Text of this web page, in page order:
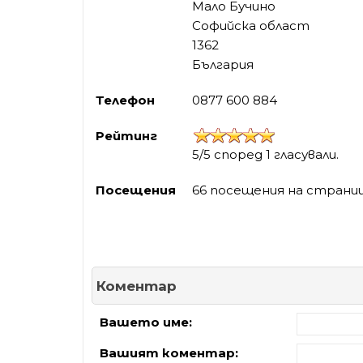
Мало Бучино
Софийска област
1362
България
Телефон 0877 600 884
Рейтинг
5/5 според 1 гласували.
Посещения 66 посещения на
Коментар
Вашето име:
Вашият коментар: